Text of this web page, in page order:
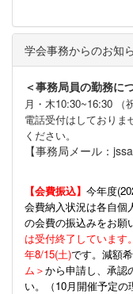
学会事務からのお知
＜事務局員の勤務に
月・木10:30~16:30 （
電話受付はしておりま
ください。
【事務局メール：
【会費振込】 今年度(
会費納入状況は各自個
の会費の振込みをお願
は受付終了しています
年8/15(土)です。減額
ム＞から申請し、承認
い。（10月開催予定の